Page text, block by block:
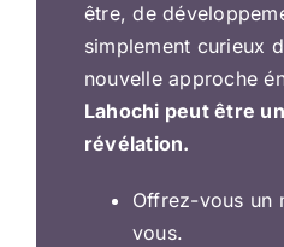
être, de
simplement curieux
nouvelle approche
Lahochi peut être
révélation.
Offrez-vous un
vous.